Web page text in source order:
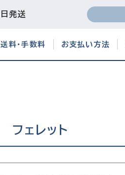
発送
送料・手数料 お支払い方法
フェレット